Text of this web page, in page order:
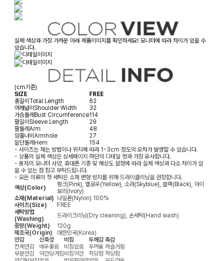
실제 색상과 가장 가까운 아래 제품이미지를 확인하세요! 모니터에 따라 차이가 있을 수
있습니다.
(cm기준)
SIZE
FREE
총길이Total Length
62
어깨넓이Shoulder Width
32
가슴둘레Bust Circumference114
팔길이Sleeve Length
29
팔둘레Arm
48
암홀너비Armhole
27
밑단둘레Hem
154
- 사이즈는 재는 방법이나 위치에 따라 1~3cm 정도의 오차가 발생할 수 있습니다.
- 상품의 실제 색상은 상세페이지 하단의 디테일 컷과 가장 유사합니다.
- 용자의 모니터 사양, 휴대폰 기종 및 해상도 설정에 따라 실제 색상과 다소 차이가 있
을 수 있는 점 참고 부탁드립니다.
- 모든 의류의 첫 세탁은 소재 변형 방지를 위해 드라이클리닝을 권장합니다.
색상(Color)
핑크(Pink), 옐로우(Yellow), 소라(Skyblue), 블랙(Black), 아이
보리(Ivory)
소재(Material) 나일론(Nylon) 100%
사이즈(Size)
FREE
세탁방법
(Washing)
드라이크리닝(Dry cleaning), 손세탁(Hand wash)
중량(Weight)
120g
제조국(Origin)
대한민국(Korea)
안감
신축성 비침 두께감 촉감
전체안감
매우좋음 비침있음 두꺼움 까슬거림
부분안감
약간당겨짐비침약간 적당함적당함